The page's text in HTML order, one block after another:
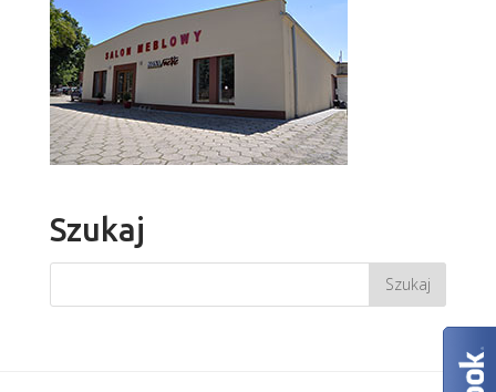
Szukaj